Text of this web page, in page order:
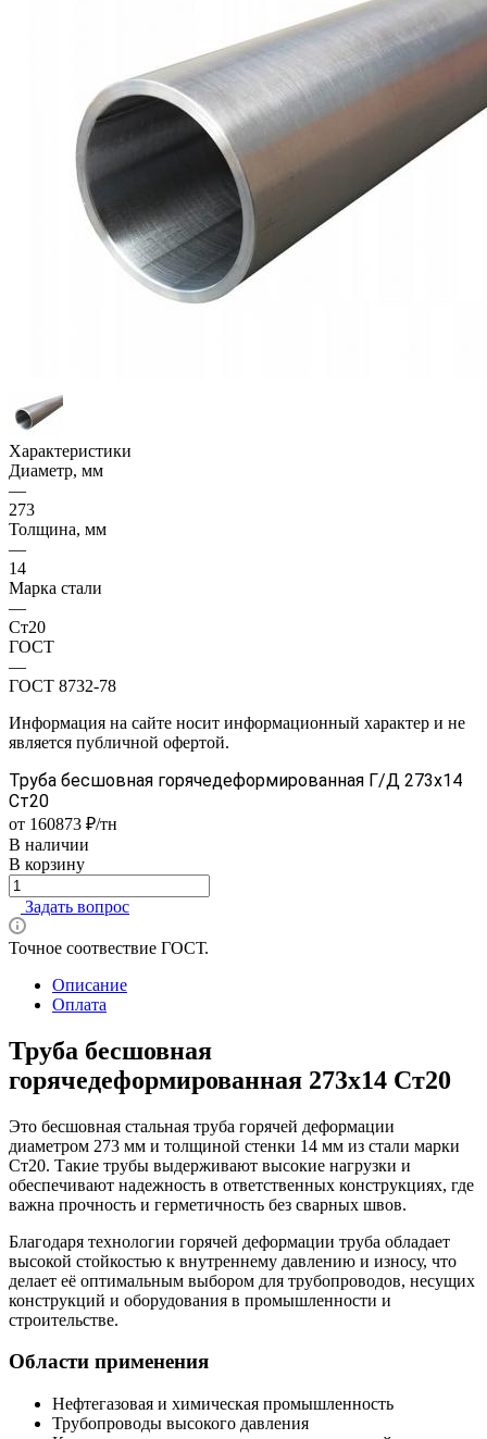
Характеристики
Диаметр, мм
—
273
Толщина, мм
—
14
Марка стали
—
Ст20
ГОСТ
—
ГОСТ 8732-78
Информация на сайте носит информационный характер и не
является публичной офертой.
Труба бесшовная горячедеформированная Г/Д 273х14
Ст20
от 160873 ₽/тн
В наличии
В корзину
Задать вопрос
Точное соотвествие ГОСТ.
Описание
Оплата
Труба бесшовная
горячедеформированная 273х14 Ст20
Это бесшовная стальная труба горячей деформации
диаметром 273 мм и толщиной стенки 14 мм из стали марки
Ст20. Такие трубы выдерживают высокие нагрузки и
обеспечивают надежность в ответственных конструкциях, где
важна прочность и герметичность без сварных швов.
Благодаря технологии горячей деформации труба обладает
высокой стойкостью к внутреннему давлению и износу, что
делает её оптимальным выбором для трубопроводов, несущих
конструкций и оборудования в промышленности и
строительстве.
Области применения
Нефтегазовая и химическая промышленность
Трубопроводы высокого давления